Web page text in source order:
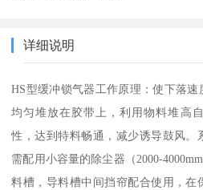
详细说明
HS型缓冲锁气器工作原理：使下落速
均匀堆放在胶带上，利用物料堆高
性，达到特料畅通，减少诱导鼓风。
需配用小容量的除尘器（2000-
料槽，导料槽中间挡帘配合使用，在